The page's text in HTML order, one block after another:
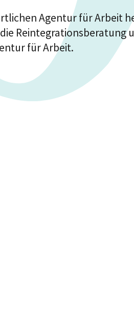
Agentur für Arbeit
Reintegrationsberatung
für Arbeit.